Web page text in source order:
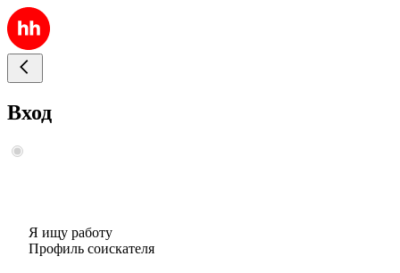
Вход
Я ищу работу
Профиль соискателя